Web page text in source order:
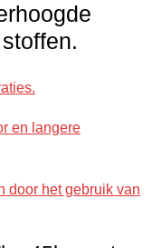
en langere
door het gebruik van